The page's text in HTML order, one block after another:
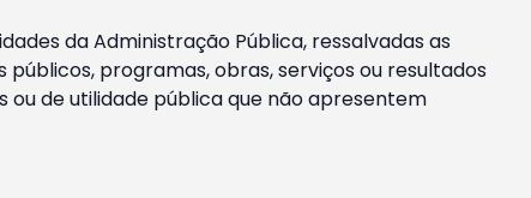
da Administração Pública, ressalvadas as
programas, obras, serviços ou resultados
de utilidade pública que não apresentem